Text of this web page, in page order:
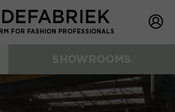
FOR FASHION PROFESSIONALS
SHOWROOMS